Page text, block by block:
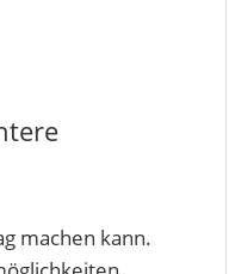
machen kann.